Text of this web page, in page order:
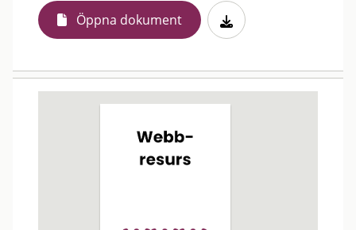
Öppna dokument